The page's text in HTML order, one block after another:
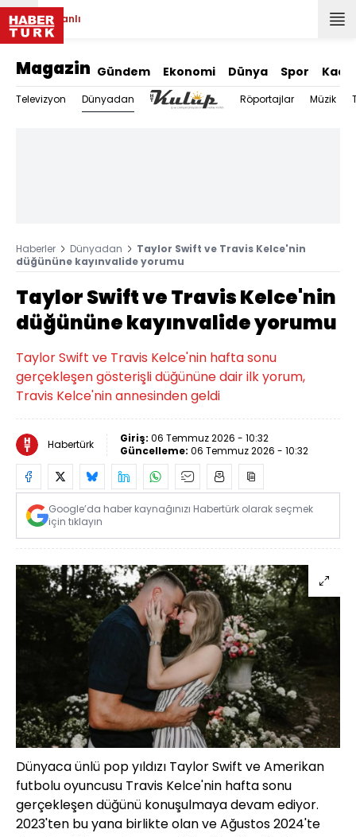
Canlı
Magazin Gündem Ekonomi Dünya Spor
Televizyon Dünyadan Röportajlar Müzik
Haberler Dünyadan
Taylor Swift ve Travis Kelce'nin
düğününe kayınvalide yorumu
Taylor Swift ve Travis Kelce'nin
düğününe kayınvalide yorumu
Taylor Swift ve Travis Kelce'nin hafta sonu
gerçekleşen gösterişli düğününe dair ilk yorum,
Travis Kelce'nin annesinden geldi
Habertürk Giriş: 06 Temmuz 2026 - 10:32
Güncelleme: 06 Temmuz 2026 - 10:32
Google’da haber kaynağınızı Habertürk olarak seçmek
için tıklayın
Dünyaca ünlü pop yıldızı Taylor Swift ve Amerikan
futbolu oyuncusu Travis Kelce'nin hafta sonu
gerçekleşen düğünü konuşulmaya devam ediyor.
2023'ten bu yana birlikte olan ve Ağustos 2024'te